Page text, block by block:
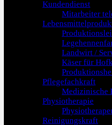
Kundendienst
Mitarbeiter
Landwirt /
Käser für
Pflegefachkraft
Medizinische
Physiotherapie
Reinigungskraft